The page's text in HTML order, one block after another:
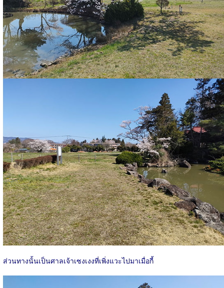
ส่วนทางนั้นเป็นศาลเจ้าเซงเงงที่เพิ่งแวะไปมาเมื่อกี้